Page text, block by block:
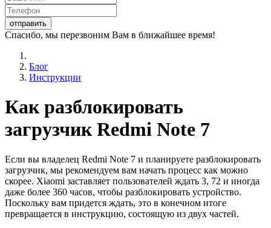
Спасибо, мы перезвоним Вам в ближайшее время!
Блог
Инструкции
Как разблокировать
загрузчик Redmi Note 7
Если вы владелец Redmi Note 7 и планируете разблокировать
загрузчик, мы рекомендуем вам начать процесс как можно
скорее. Xiaomi заставляет пользователей ждать 3, 72 и иногда
даже более 360 часов, чтобы разблокировать устройство.
Поскольку вам придется ждать, это в конечном итоге
превращается в инструкцию, состоящую из двух частей.